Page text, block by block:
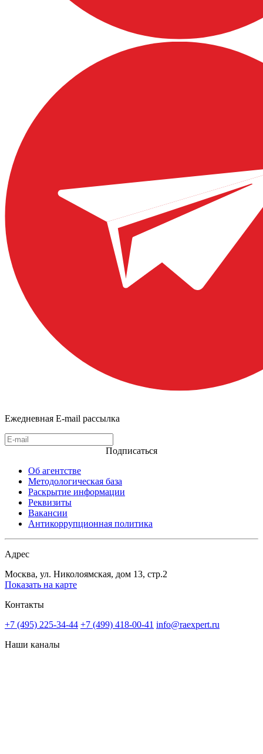
Ежедневная E-mail рассылка
Подписаться
Об агентстве
Методологическая база
Раскрытие информации
Реквизиты
Вакансии
Антикоррупционная политика
Адрес
Москва, ул. Николоямская, дом 13, стр.2
Показать на карте
Контакты
+7 (495) 225-34-44 +7 (499) 418-00-41 info@raexpert.ru
Наши каналы